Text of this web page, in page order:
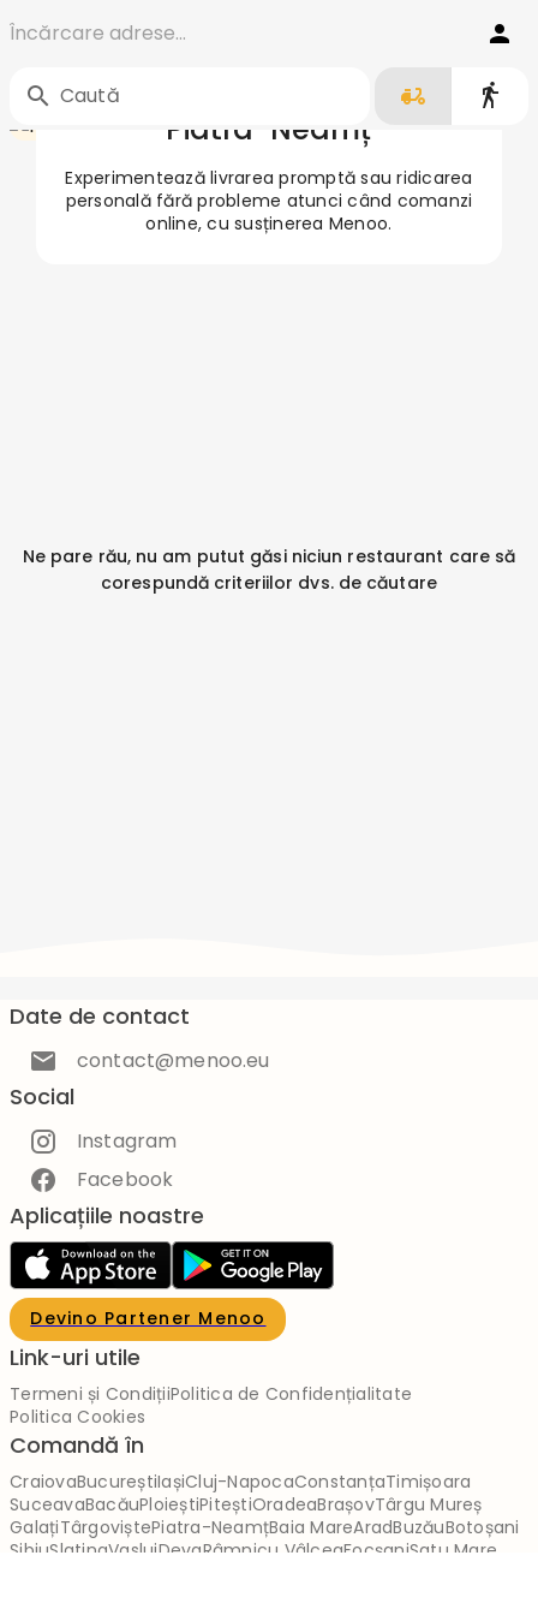
Încărcare adrese...
Caută
Acasă / Piatra-Neamț
Comandă Mâncare în
Piatra-Neamț
Experimentează livrarea promptă sau ridicarea
personală fără probleme atunci când comanzi
online, cu susținerea Menoo.
Ne pare rău, nu am putut găsi niciun restaurant care să
corespundă criteriilor dvs. de căutare
Aplicațiile noastre
Devino Partener Menoo
Link-uri utile
Termeni și CondițiiPolitica de Confidențialitate
Politica Cookies
Date de contact
contact@menoo.eu
Social
Instagram
Facebook
Comandă în
CraiovaBucureștiIașiCluj-NapocaConstanțaTimișoara
SuceavaBacăuPloieștiPiteștiOradeaBrașovTârgu Mureș
GalațiTârgoviștePiatra-NeamțBaia MareAradBuzăuBotoșani
SibiuSlatinaVasluiDevaRâmnicu VâlceaFocșaniSatu Mare